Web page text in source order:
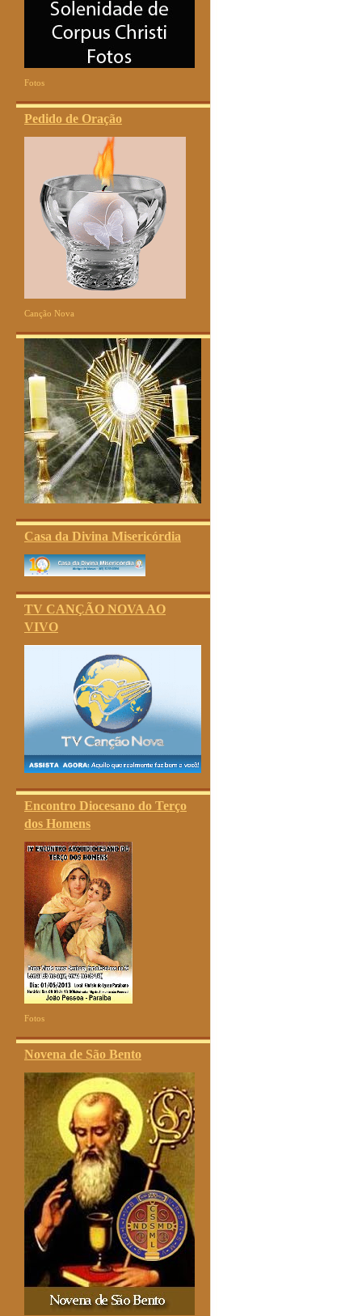
Fotos
Pedido de Oração
Canção Nova
Casa da Divina Misericórdia
TV CANÇÃO NOVA AO
VIVO
Encontro Diocesano do Terço
dos Homens
Fotos
Novena de São Bento